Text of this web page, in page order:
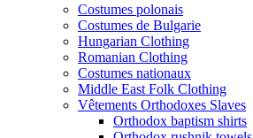
Costumes polonais
Costumes de Bulgarie
Hungarian Clothing
Romanian Clothing
Costumes nationaux
Middle East Folk Clothing
Vêtements Orthodoxes Slaves
Orthodox baptism shirts